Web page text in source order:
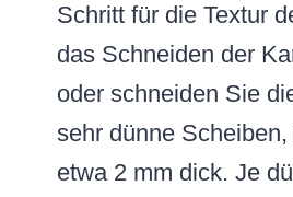
Schritt für die Textur
das Schneiden der
oder schneiden Sie
sehr dünne
etwa 2 mm dick. Je